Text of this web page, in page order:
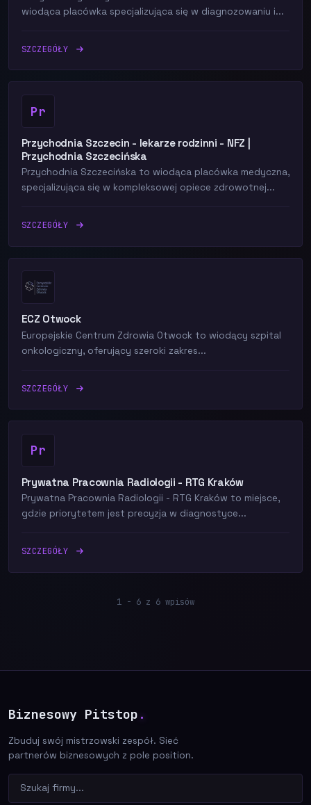
wiodąca placówka specjalizująca się w diagnozowaniu i...
SZCZEGÓŁY
Pr
Przychodnia Szczecin - lekarze rodzinni - NFZ |
Przychodnia Szczecińska
Przychodnia Szczecińska to wiodąca placówka medyczna,
specjalizująca się w kompleksowej opiece zdrowotnej...
SZCZEGÓŁY
ECZ Otwock
Europejskie Centrum Zdrowia Otwock to wiodący szpital
onkologiczny, oferujący szeroki zakres...
SZCZEGÓŁY
Pr
Prywatna Pracownia Radiologii - RTG Kraków
Prywatna Pracownia Radiologii - RTG Kraków to miejsce,
gdzie priorytetem jest precyzja w diagnostyce...
SZCZEGÓŁY
1 - 6 z 6 wpisów
Biznesowy Pitstop .
Zbuduj swój mistrzowski zespół. Sieć
partnerów biznesowych z pole position.